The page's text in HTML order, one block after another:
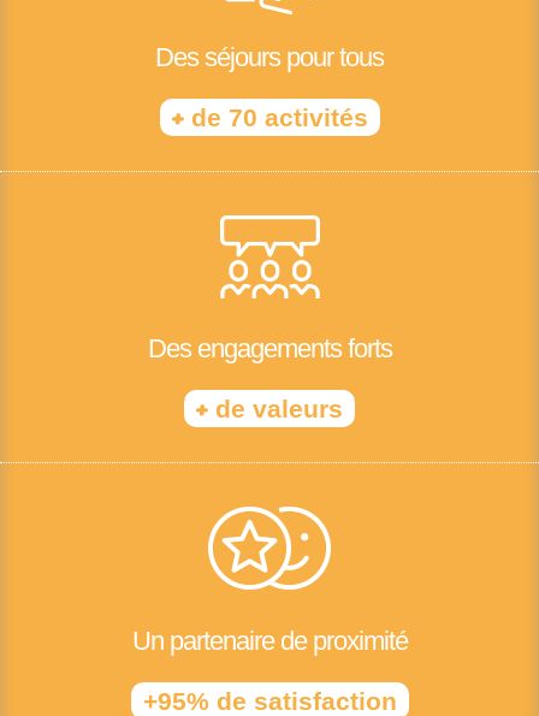
Des séjours pour tous
+de 70 activités
Des engagements forts
+ de valeurs
Un partenaire de proximité
+95% de satisfaction